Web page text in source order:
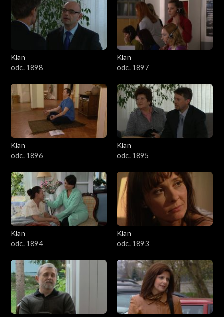
4201–4300
3901–4000
3801–3900
3701–3800
3601–3700
3501–3600
3401–3500
3201–3300
3101–3200
Klan
odc. 1898
Klan
odc. 1897
Klan
odc. 1896
Klan
odc. 1895
Klan
odc. 1894
Klan
odc. 1893